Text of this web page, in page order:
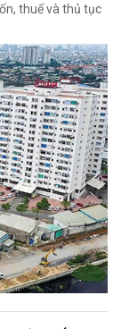
thuế và thủ tục